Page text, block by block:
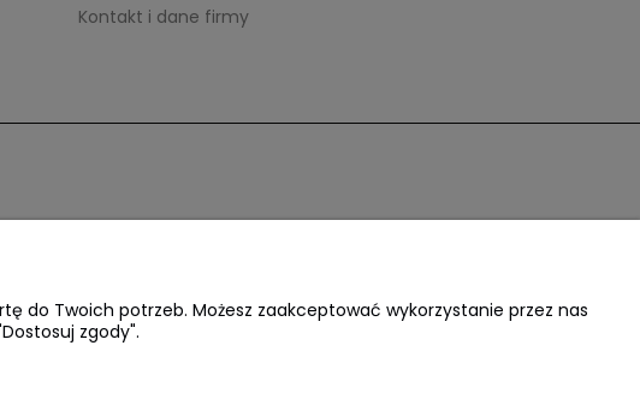
Kontakt i dane firmy
do Twoich potrzeb. Możesz zaakceptować wykorzystanie przez nas
zgody".